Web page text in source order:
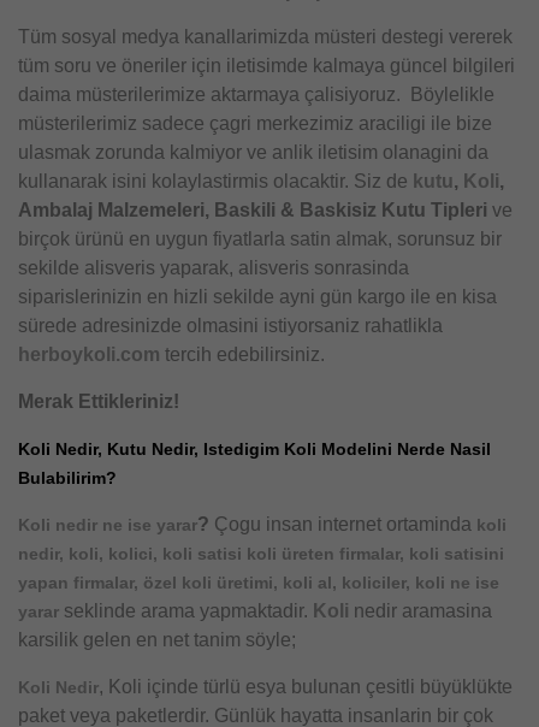
Tüm sosyal medya kanallarimizda müsteri destegi vererek
tüm soru ve öneriler için iletisimde kalmaya güncel bilgileri
daima müsterilerimize aktarmaya çalisiyoruz. Böylelikle
müsterilerimiz sadece çagri merkezimiz araciligi ile bize
ulasmak zorunda kalmiyor ve anlik iletisim olanagini da
kullanarak isini kolaylastirmis olacaktir. Siz de kutu, Koli,
Ambalaj Malzemeleri, Baskili & Baskisiz Kutu Tipleri ve
birçok ürünü en uygun fiyatlarla satin almak, sorunsuz bir
sekilde alisveris yaparak, alisveris sonrasinda
siparislerinizin en hizli sekilde ayni gün kargo ile en kisa
sürede adresinizde olmasini istiyorsaniz rahatlikla
herboykoli.com tercih edebilirsiniz.
Merak Ettikleriniz!
Koli Nedir, Kutu Nedir, Istedigim Koli Modelini Nerde Nasil
Bulabilirim?
Koli nedir ne ise yarar? Çogu insan internet ortaminda koli
nedir, koli, kolici, koli satisi koli üreten firmalar, koli satisini
yapan firmalar, özel koli üretimi, koli al, koliciler, koli ne ise
yarar seklinde arama yapmaktadir. Koli nedir aramasina
karsilik gelen en net tanim söyle;
Koli Nedir, Koli içinde türlü esya bulunan çesitli büyüklükte
paket veya paketlerdir. Günlük hayatta insanlarin bir çok